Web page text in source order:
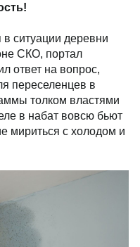
ситуации деревни
СКО, портал
ответ на вопрос,
переселенцев в
толком властями
в набат вовсю бьют
мириться с холодом и